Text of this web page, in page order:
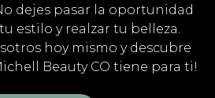
dejes pasar la oportunidad
estilo y realzar tu belleza.
hoy mismo y descubre
Beauty CO tiene para ti!